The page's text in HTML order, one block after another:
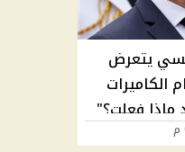
يتعرض
الكاميرات
ماذا فعلت؟"